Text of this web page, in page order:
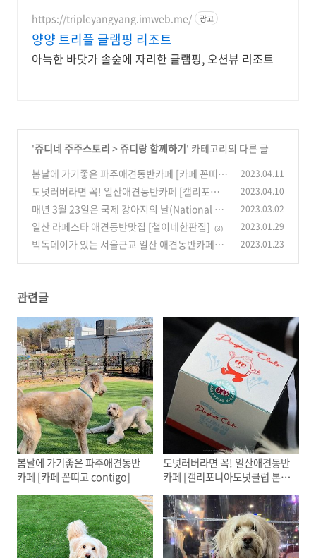
https://tripleyangyang.imweb.me/ 광고
양양 트리플 글램핑 리조트
아늑한 바닷가 솔숲에 자리한 글램핑, 오션뷰 리조트
'쥬디네 주주스토리 >쥬디랑 함께하기' 카테고리의 다른 글
봄날에 가기좋은 파주애견동반카페 [카페 꼰띠고
contigo]
(0)
2023.04.11
도넛러버라면 꼭! 일산애견동반카페 [캘리포니
아도넛클럽 본점] (0)
2023.04.10
매년 3월 23일은 국제 강아지의 날(National Pu
ppy Day)! (0)
2023.03.02
일산 라페스타 애견동반맛집 [철이네한판집] (3) 2023.01.29
빅독데이가 있는 서울근교 일산 애견동반카페
2023.01.23
관련글
봄날에 가기좋은 파주애견동반
카페 [카페 꼰띠고 contigo]
도넛러버라면 꼭! 일산애견동반
카페 [캘리포니아도넛클럽 본
점]